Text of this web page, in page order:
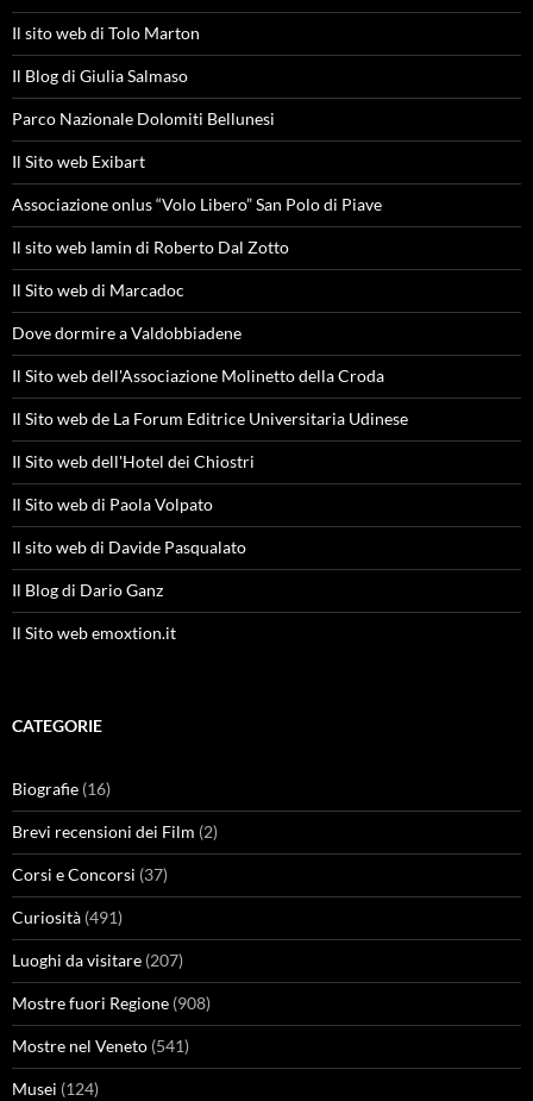
Il sito web di Tolo Marton
Il Blog di Giulia Salmaso
Parco Nazionale Dolomiti Bellunesi
Il Sito web Exibart
Associazione onlus “Volo Libero” San Polo di Piave
Il sito web Iamin di Roberto Dal Zotto
Il Sito web di Marcadoc
Dove dormire a Valdobbiadene
Il Sito web dell'Associazione Molinetto della Croda
Il Sito web de La Forum Editrice Universitaria Udinese
Il Sito web dell'Hotel dei Chiostri
Il Sito web di Paola Volpato
Il sito web di Davide Pasqualato
Il Blog di Dario Ganz
Il Sito web emoxtion.it
CATEGORIE
Biografie (16)
Brevi recensioni dei Film (2)
Corsi e Concorsi (37)
Curiosità (491)
Luoghi da visitare (207)
Mostre fuori Regione (908)
Mostre nel Veneto (541)
Musei (124)